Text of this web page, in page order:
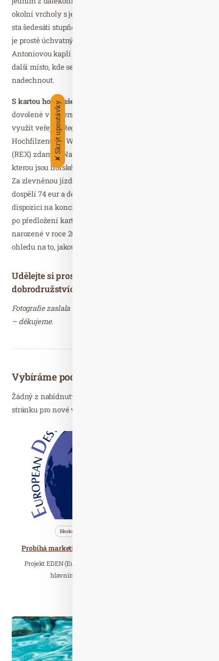
okolní vrcholy s jejich názvy a nadmořskou výškou. Tři
sta šedesáti stupňový výhled z horní vyhlídkové plošiny
je prostě úchvatný. Mimochodem: Jakobskreuz s
Antoniovou kaplí ve spodní části nabízí návštěvníkům
další místo, kde se mohou zastavit a zhluboka se
nadechnout.
S kartou hosta ušetříte trojnásobně.
dovolené v Pillerseetal, můžete s kartou hosta zdarma
využít veřejný Regiobus. Přes Kitzbühelské Alpy (z
Hochfilzenu do Wörglu) můžete jet S-Bahnem a vlakem
(REX) zdarma. Navíc získáte levněji Pillerseetal Card, se
kterou jsou horské lanovky a četné další nabídky zdarma.
Za zlevněnou jízdenku s platností čtyři dny zaplatí
dospělí 74 eur a děti 37 eur. Třídenní vstupenka je k
dispozici na konci horské sezóny (od 9. září). Dospělí zde
po předložení karty hosta zaplatí 66 eur, děti nic. Děti
narozené v roce 2019 a mladší cestují vždy zdarma, bez
ohledu na to, jakou jízdenku mají jejich rodiče.
Udělejte si prostor pro sny o horských
dobrodružstvích!
Fotografie zaslala Kateřina Svobodová, ANTENNA Media
– děkujeme.
Vybíráme podobné články
Žádný z nabídnutých článků vás nezajímá? Aktualizujte
stránku pro nové výsledky...
Bleskovky
Probíhá marketingový i soutěžní ročník projektu EDEN
Projekt EDEN (European Destinations of Excellence), jehož
hlavním cílem je podpora udržitelného…
✘
Skrýt upoutávky